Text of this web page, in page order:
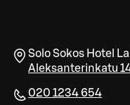
Solo Sokos Hotel
Aleksanterinkatu
020 1234 654